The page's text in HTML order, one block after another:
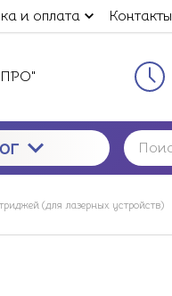
и оплата Контакты
(для лазерных устройств)